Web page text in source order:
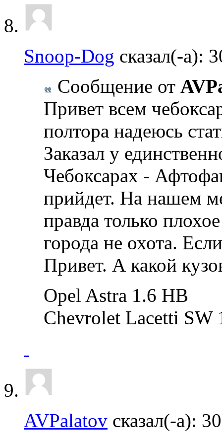
Snoop-Dog сказал(-а):
Сообщение от
Привет всем
полтора надеюсь
Заказал у
Чебоксарах -
прийдет. На нашем
правда только
города не охота.
Привет. А какой
Opel Astra 1.6 HB
Chevrolet Lacetti SW
AVPalatov сказал(-а):